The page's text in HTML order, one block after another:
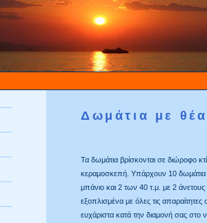
Δωμάτια με θέα
Τα δωμάτια βρίσκονται σε διώροφο
κεραμοσκεπή. Υπάρχουν 10 δωμάτια
μπάνιο και 2 των 40 τ.μ. με 2
εξοπλισμένα με όλες τις
ευχάριστα κατά την διαμονή σας στο